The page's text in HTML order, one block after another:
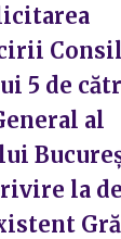
5 de
al
la